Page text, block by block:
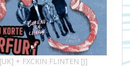
+ FXCKIN FLINTEN [J]